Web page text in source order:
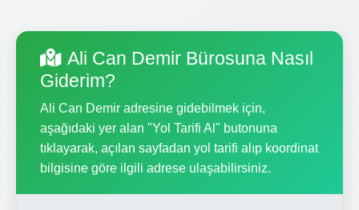
Ali Can Demir Bürosuna Nasıl
Giderim?
Ali Can Demir adresine gidebilmek için,
aşağıdaki yer alan "Yol Tarifi Al" butonuna
tıklayarak, açılan sayfadan yol tarifi alıp koordinat
bilgisine göre ilgili adrese ulaşabilirsiniz.